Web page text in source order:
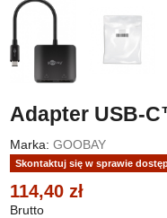
Adapter USB-
Marka: GOOBAY
Skontaktuj się w sprawie
114,40 zł
Brutto